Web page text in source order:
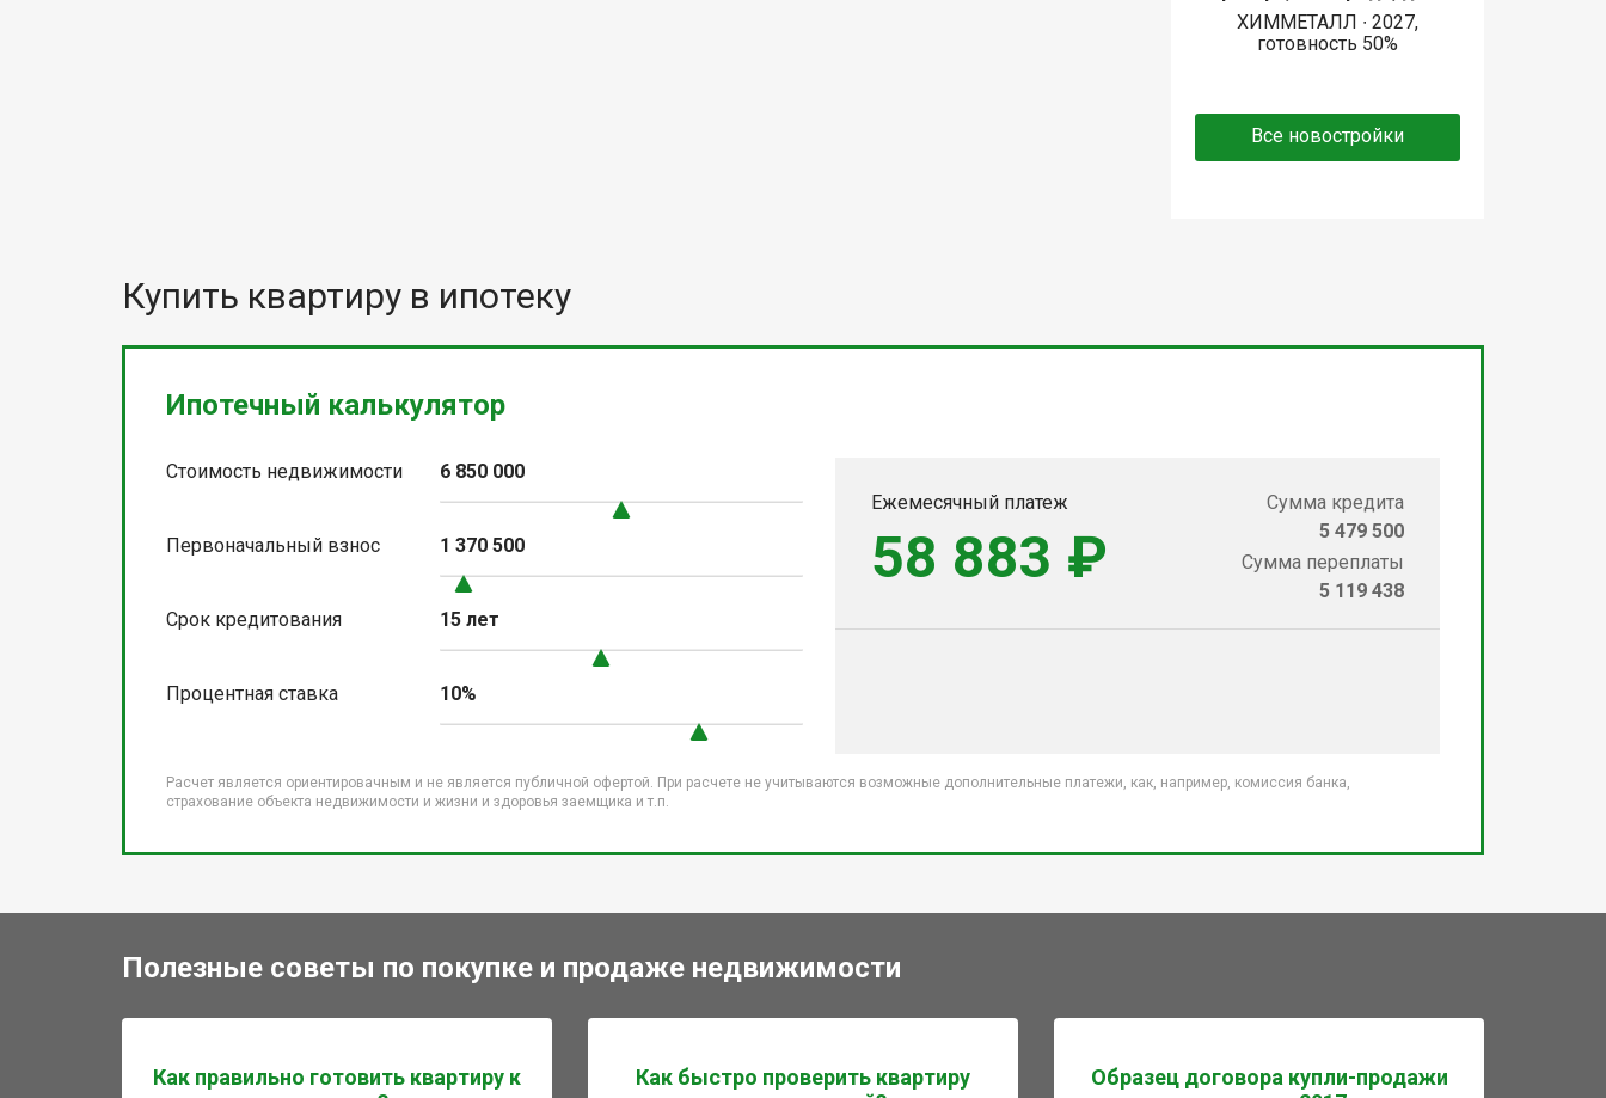
ХИММЕТАЛЛ ∙ 2027,
готовность 50%
Все новостройки
Купить квартиру в ипотеку
Ипотечный калькулятор
Стоимость недвижимости 6 850 000
Первоначальный взнос 1 370 500
Срок кредитования 15 лет
Процентная ставка 10%
Ежемесячный платеж
58 883 ₽
Сумма кредита
5 479 500
Сумма переплаты
5 119 438
Расчет является ориентировачным и не является публичной офертой. При расчете не учитываются возможные дополнительные платежи, как, например, комиссия банка,
страхование объекта недвижимости и жизни и здоровья заемщика и т.п.
Полезные советы по покупке и продаже недвижимости
Как правильно готовить квартиру к
Как быстро проверить квартиру
Образец договора купли-продажи